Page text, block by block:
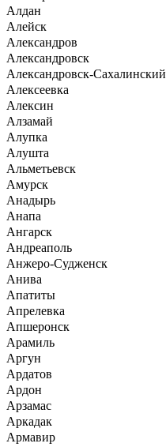
Алдан
Алейск
Александров
Александровск
Александровск-Сахалинский
Алексеевка
Алексин
Алзамай
Алупка
Алушта
Альметьевск
Амурск
Анадырь
Анапа
Ангарск
Андреаполь
Анжеро-Судженск
Анива
Апатиты
Апрелевка
Апшеронск
Арамиль
Аргун
Ардатов
Ардон
Арзамас
Аркадак
Армавир